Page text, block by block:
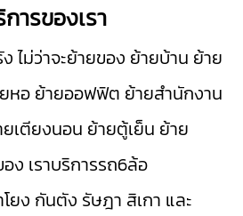
ารของเรา
ไม่ว่าจะย้ายของ ย้ายบ้าน ย้าย
หอ ย้ายออฟฟิต ย้ายสำนักงาน
เตียงนอน ย้ายตู้เย็น ย้าย
เราบริการรถ6ล้อ
ยง กันตัง รัษฎา สิเกา และ